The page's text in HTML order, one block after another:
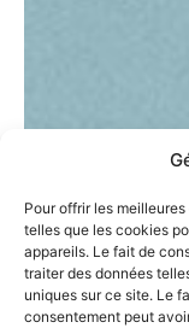
Pour offrir les
telles que les cookies
appareils. Le fait de
traiter des données
uniques sur ce site. Le
consentement peut